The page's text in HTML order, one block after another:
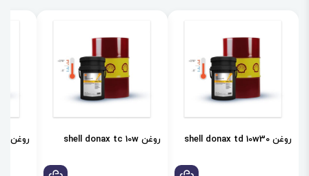
روغن shell donax td 10w30 روغن shell donax tc 10w روغن shell donax td 85w